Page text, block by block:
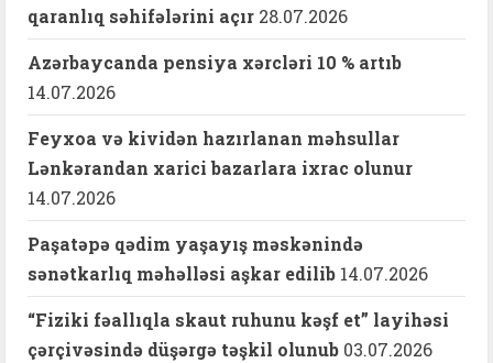
qaranlıq səhifələrini açır 28.07.2026
Azərbaycanda pensiya xərcləri 10 % artıb
14.07.2026
Feyxoa və kividən hazırlanan məhsullar
Lənkərandan xarici bazarlara ixrac olunur
14.07.2026
Paşatəpə qədim yaşayış məskənində
sənətkarlıq məhəlləsi aşkar edilib 14.07.2026
“Fiziki fəallıqla skaut ruhunu kəşf et” layihəsi
çərçivəsində düşərgə təşkil olunub 03.07.2026